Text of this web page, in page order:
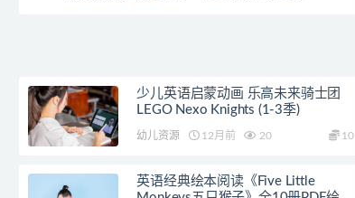
少儿英语启蒙动画 乐高未来骑士团
LEGO Nexo Knights (1-3季)
幼儿资源 12月前 20 10
英语经典绘本阅读《Five Little